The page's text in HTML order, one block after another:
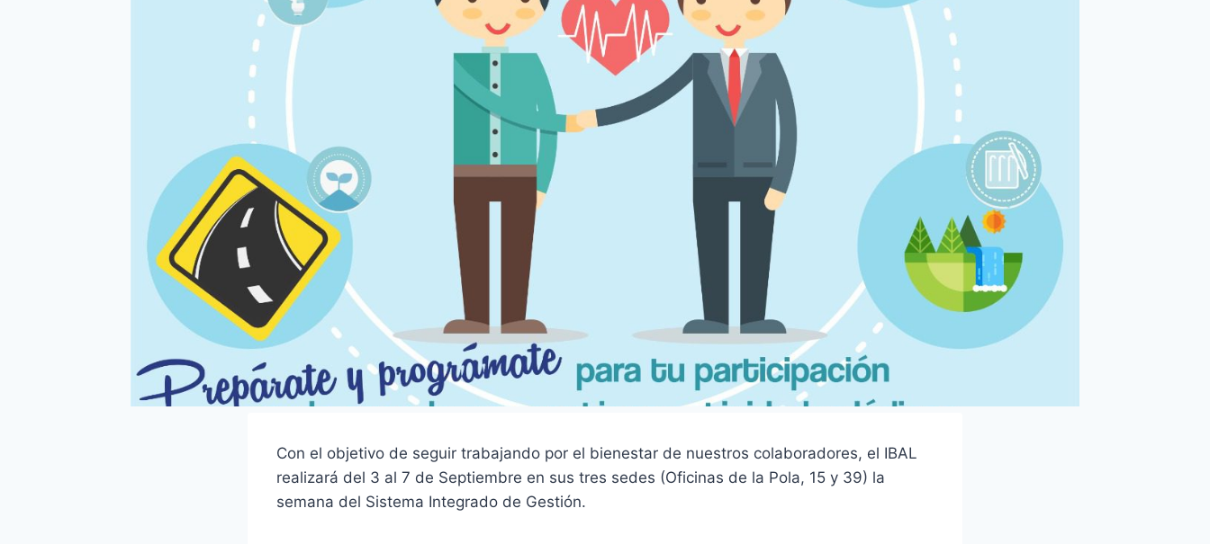
Con el objetivo de seguir trabajando por el bienestar de nuestros colaboradores, el IBAL
realizará del 3 al 7 de Septiembre en sus tres sedes (Oficinas de la Pola, 15 y 39) la
semana del Sistema Integrado de Gestión.